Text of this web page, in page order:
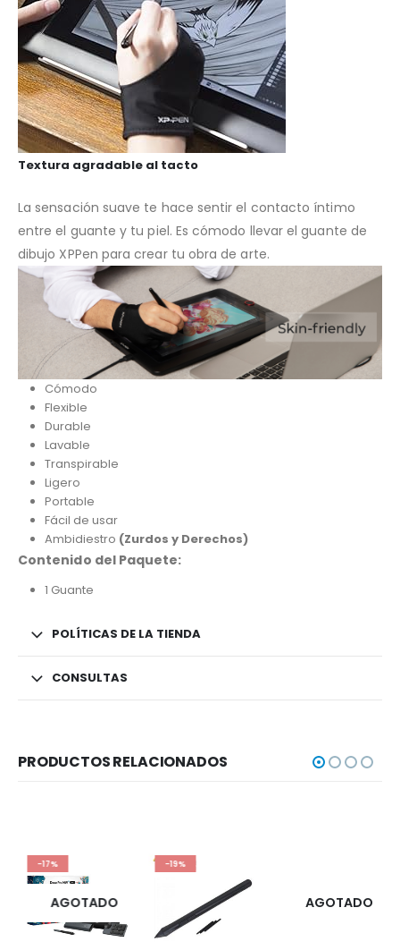
Textura agradable al tacto
La sensación suave te hace sentir el contacto íntimo
entre el guante y tu piel. Es cómodo llevar el guante de
dibujo XPPen para crear tu obra de arte.
Cómodo
Flexible
Durable
Lavable
Transpirable
Ligero
Portable
Fácil de usar
Ambidiestro (Zurdos y Derechos)
Contenido del Paquete:
1 Guante
POLÍTICAS DE LA TIENDA
CONSULTAS
PRODUCTOS RELACIONADOS
-17%
AGOTADO
-19%
AGOTADO